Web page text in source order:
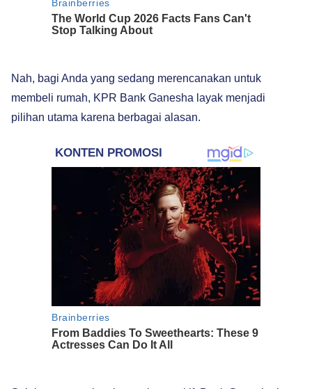
Nah, bagi Anda yang sedang merencanakan untuk
membeli rumah, KPR Bank Ganesha layak menjadi
pilihan utama karena berbagai alasan.